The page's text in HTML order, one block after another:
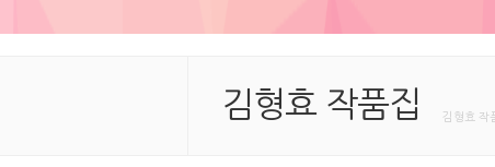
김형효 작품집 김형효 작